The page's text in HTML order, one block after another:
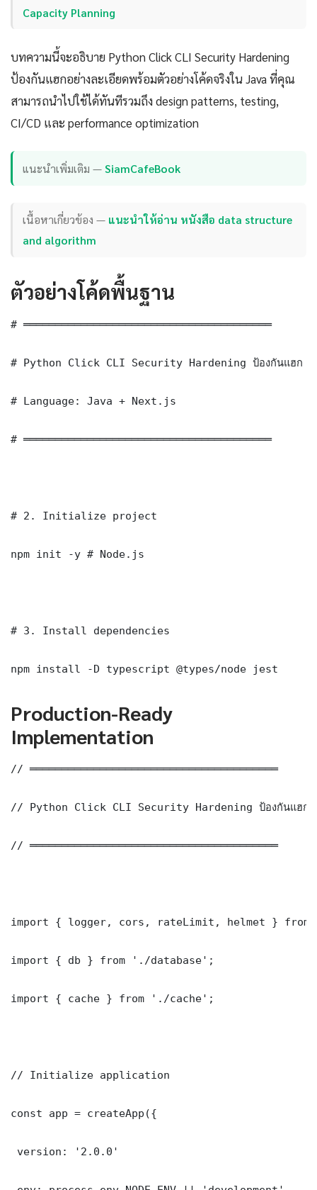
Capacity Planning
บทความนี้จะอธิบาย Python Click CLI Security Hardening
ป้องกันแฮกอย่างละเอียดพร้อมตัวอย่างโค้ดจริงใน Java ที่คุณ
สามารถนำไปใช้ได้ทันทีรวมถึง design patterns, testing,
CI/CD และ performance optimization
แนะนำเพิ่มเติม —SiamCafeBook
เนื้อหาเกี่ยวข้อง — แนะนำให้อ่าน หนังสือ data structure
and algorithm
ตัวอย่างโค้ดพื้นฐาน
# ═══════════════════════════════════════
# Python Click CLI Security Hardening ป้องกันแฮก
# Language: Java + Next.js
# ═══════════════════════════════════════
# 2. Initialize project
npm init -y # Node.js
# 3. Install dependencies
npm install -D typescript @types/node jest
Production-Ready
Implementation
// ═══════════════════════════════════════
// Python Click CLI Security Hardening ป้องกันแฮก
// ═══════════════════════════════════════
import { logger, cors, rateLimit, helmet } from
import { db } from './database';
import { cache } from './cache';
// Initialize application
const app = createApp({
version: '2.0.0'